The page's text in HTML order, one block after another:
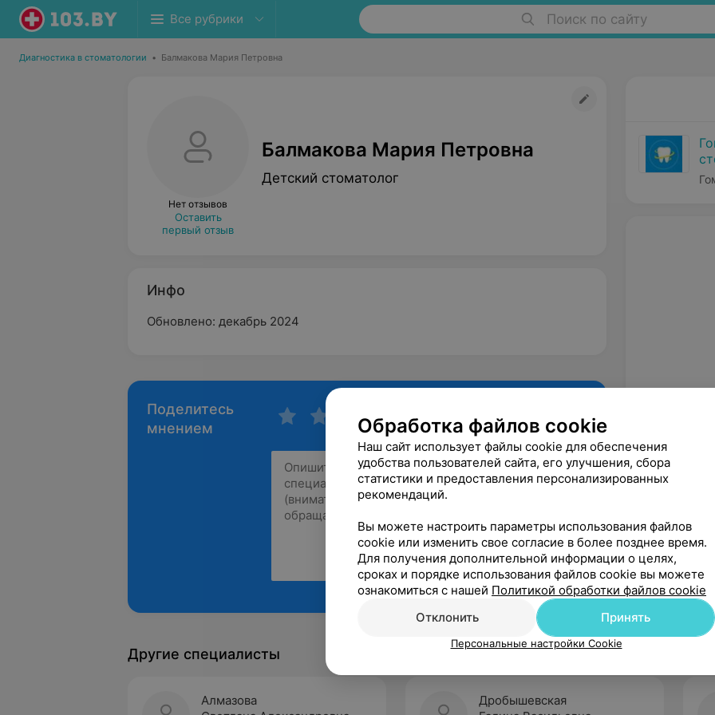
Все рубрики Поиск по сайту
Диагностика в стоматологии • Балмакова Мария Петровна
Нет отзывов
Оставить
первый отзыв
Балмакова Мария Петровна
Детский стоматолог
Инфо
Обновлено: декабрь 2024
Поделитесь
мнением
Рекомендую
Другие специалисты
Алмазова
Дробышевская
Обработка файлов cookie
Наш сайт использует файлы cookie для обеспечения
удобства пользователей сайта, его улучшения, сбора
статистики и предоставления персонализированных
рекомендаций.
Вы можете настроить параметры использования файлов
cookie или изменить свое согласие в более позднее время.
Для получения дополнительной информации о целях,
сроках и порядке использования файлов cookie вы можете
ознакомиться с нашей Политикой обработки файлов cookie
Отклонить
Принять
Персональные настройки Cookie